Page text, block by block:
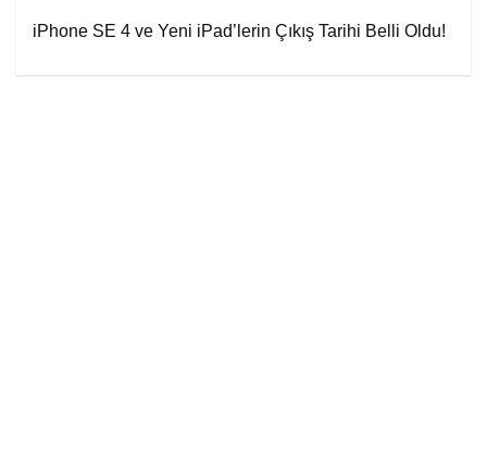
iPhone SE 4 ve Yeni iPad’lerin Çıkış Tarihi Belli Oldu!